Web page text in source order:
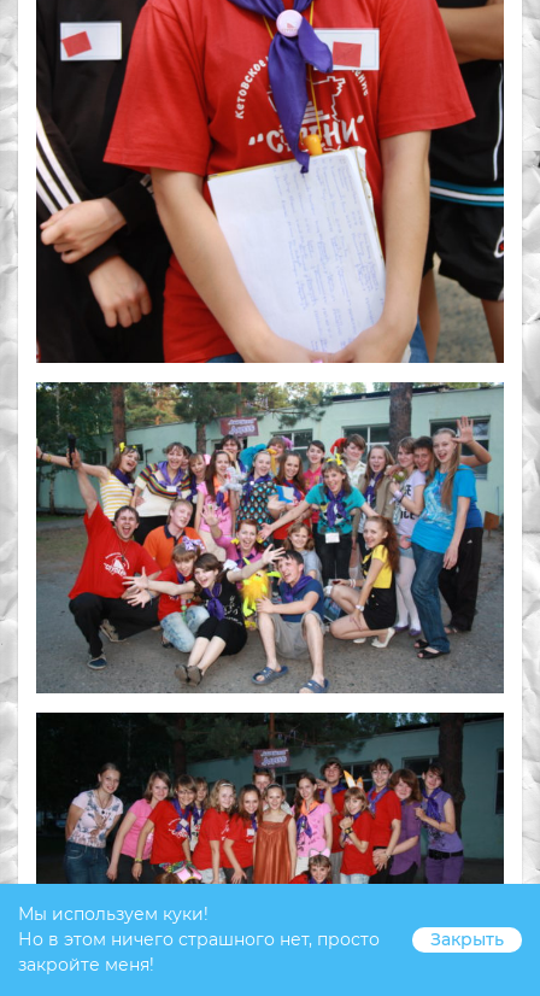
Мы используем куки!
Но в этом ничего страшного нет, просто
закройте меня!
Закрыть